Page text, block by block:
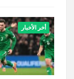
أخر الأخبار